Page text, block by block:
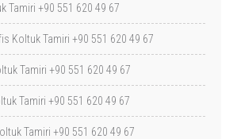
Tamiri +90 551 620 49 67
Koltuk Tamiri +90 551 620 49 67
Tamiri +90 551 620 49 67
Tamiri +90 551 620 49 67
Tamiri +90 551 620 49 67